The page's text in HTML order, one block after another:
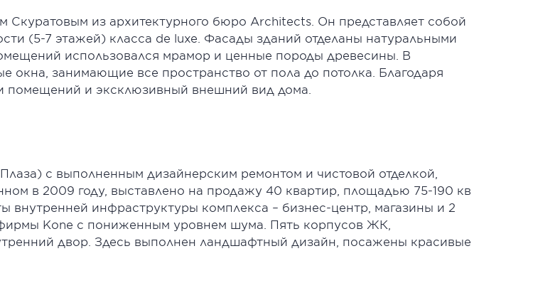
Скуратовым из архитектурного бюро Architects. Он представляет собой
(5-7 этажей) класса de luxe. Фасады зданий отделаны натуральными
использовался мрамор и ценные породы древесины. В
окна, занимающие все пространство от пола до потолка. Благодаря
помещений и эксклюзивный внешний вид дома.
с выполненным дизайнерским ремонтом и чистовой отделкой,
в 2009 году, выставлено на продажу 40 квартир, площадью 75-190 кв
инфраструктуры комплекса – бизнес-центр, магазины и 2
Kone с пониженным уровнем шума. Пять корпусов ЖК,
двор. Здесь выполнен ландшафтный дизайн, посажены красивые